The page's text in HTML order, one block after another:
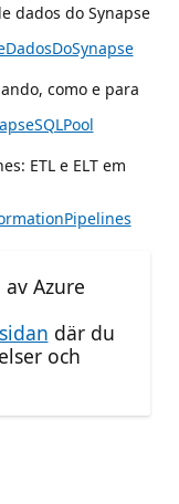
dados do Synapse
como e para
ETL e ELT em
Azure
där du
och